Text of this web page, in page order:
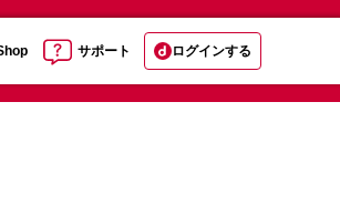
サポート ログインする